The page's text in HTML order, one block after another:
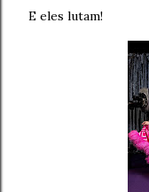
E eles lutam!